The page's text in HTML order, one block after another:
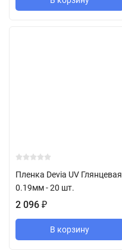
Пленка Devia UV Глянцевая
0.19мм - 20 шт.
2 096 ₽
В корзину